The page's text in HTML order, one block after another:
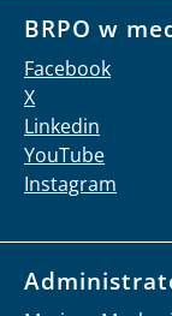
BRPO w
Facebook
X
Linkedin
YouTube
Instagram